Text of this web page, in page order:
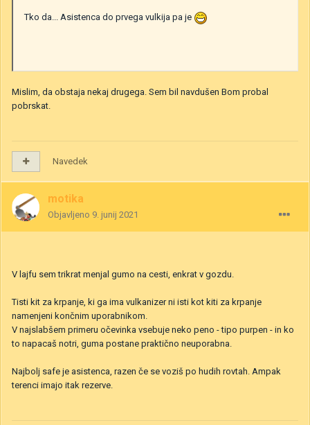
Tko da... Asistenca do prvega vulkija pa je
Mislim, da obstaja nekaj drugega. Sem bil navdušen Bom probal
pobrskat.
Navedek
motika
Objavljeno 9. junij 2021
V lajfu sem trikrat menjal gumo na cesti, enkrat v gozdu.
Tisti kit za krpanje, ki ga ima vulkanizer ni isti kot kiti za krpanje
namenjeni končnim uporabnikom.
V najslabšem primeru očevinka vsebuje neko peno - tipo purpen - in ko
to napacaš notri, guma postane praktično neuporabna.
Najbolj safe je asistenca, razen če se voziš po hudih rovtah. Ampak
terenci imajo itak rezerve.